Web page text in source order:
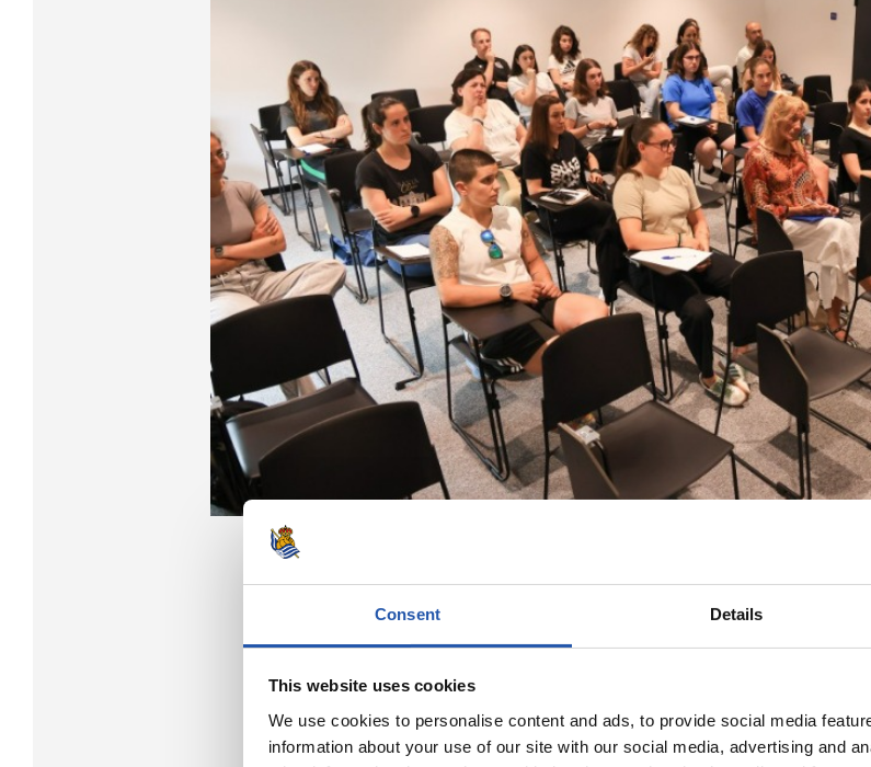
Consent Details
This website uses cookies
We use cookies to personalise content and ads, to provide social media
information about your use of our site with our social media, advertising and